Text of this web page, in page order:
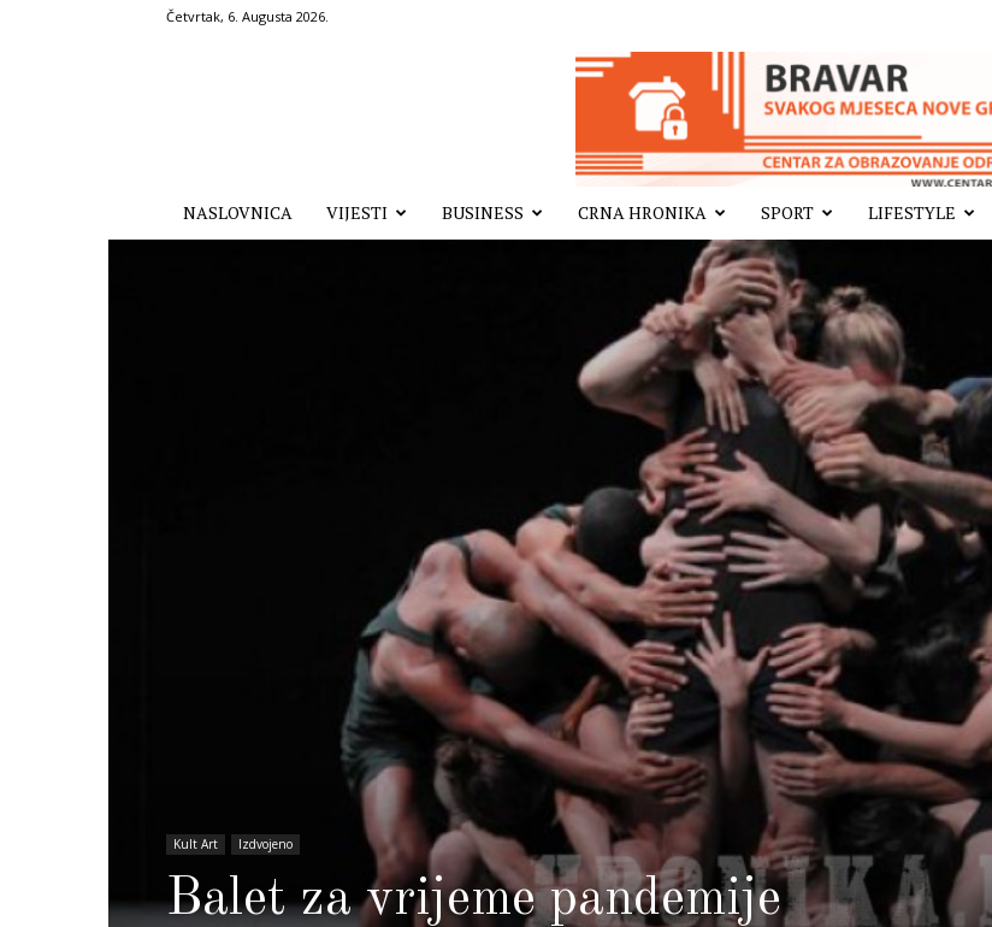
Četvrtak, 6. Augusta 2026.
NASLOVNICA VIJESTI BUSINESS CRNA HRONIKA SPORT LIFESTYLE
Kult Art Izdvojeno
Balet za vrijeme pandemije